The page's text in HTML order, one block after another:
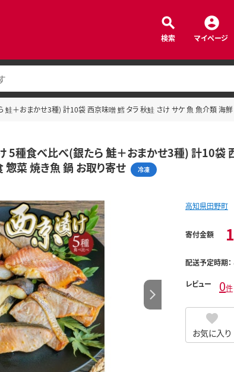
検索 マイページ
＋おまかせ3種) 計10袋 西京味噌 鱈 タラ 秋鮭 さけ サケ 魚 魚介類 海
5種食べ比べ(銀たら 鮭＋おまかせ3種) 計10袋
菜 焼き魚 鍋 お取り寄せ
冷凍
高知県田野町
寄付金額
配送予定時期：
レビュー 0件
お気に入り